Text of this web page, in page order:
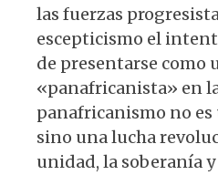
las fuerzas
escepticismo el
de presentarse como
«panafricanista» en
panafricanismo no
sino una lucha
unidad, la soberanía